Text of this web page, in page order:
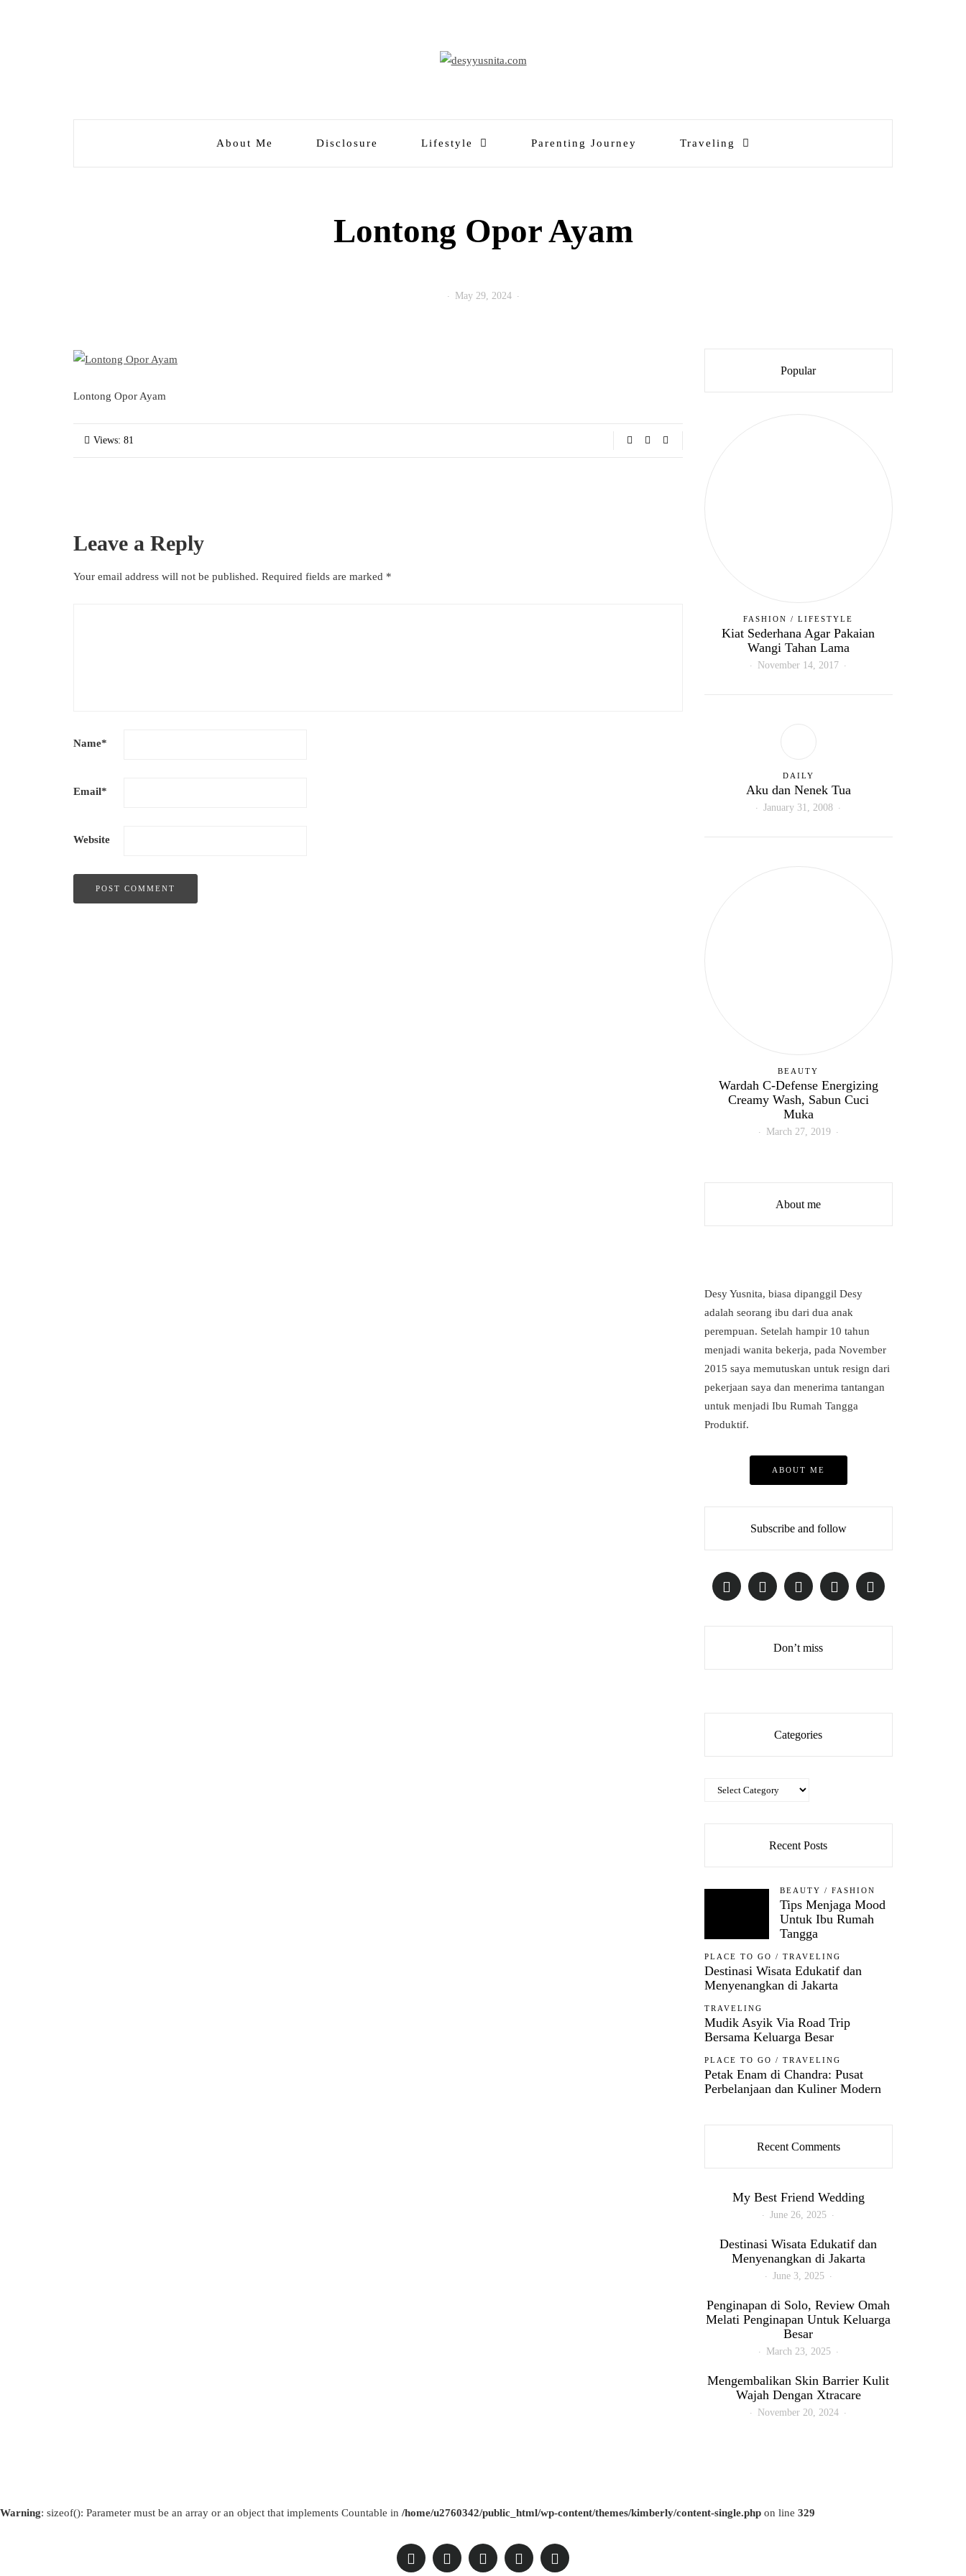
About Me Disclosure Lifestyle Parenting Journey Traveling
Lontong Opor Ayam
May 29, 2024
Lontong Opor Ayam
Views: 81
Leave a Reply
Your email address will not be published. Required fields are marked *
Name*
Email*
Website
Popular
FASHION /LIFESTYLE
Kiat Sederhana Agar Pakaian
Wangi Tahan Lama
November 14, 2017
DAILY
Aku dan Nenek Tua
January 31, 2008
BEAUTY
Wardah C-Defense Energizing
Creamy Wash, Sabun Cuci
Muka
March 27, 2019
About me
Desy Yusnita, biasa dipanggil Desy
adalah seorang ibu dari dua anak
perempuan. Setelah hampir 10 tahun
menjadi wanita bekerja, pada November
2015 saya memutuskan untuk resign dari
pekerjaan saya dan menerima tantangan
untuk menjadi Ibu Rumah Tangga
Produktif.
ABOUT ME
Subscribe and follow
Don’t miss
Categories
Categories
Recent Posts
BEAUTY / FASHION
Tips Menjaga Mood
Untuk Ibu Rumah
Tangga
PLACE TO GO / TRAVELING
Destinasi Wisata Edukatif dan
Menyenangkan di Jakarta
TRAVELING
Mudik Asyik Via Road Trip
Bersama Keluarga Besar
PLACE TO GO / TRAVELING
Petak Enam di Chandra: Pusat
Perbelanjaan dan Kuliner Modern
Recent Comments
My Best Friend Wedding
June 26, 2025
Destinasi Wisata Edukatif dan
Menyenangkan di Jakarta
June 3, 2025
Penginapan di Solo, Review Omah
Melati Penginapan Untuk Keluarga
Besar
March 23, 2025
Mengembalikan Skin Barrier Kulit
Wajah Dengan Xtracare
November 20, 2024
Warning: sizeof(): Parameter must be an array or an object that implements Countable in /home/u2760342/public_html/wp-content/themes/kimberly/content-single.php on line 329